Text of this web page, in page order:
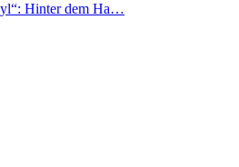
Hinter dem Ha…